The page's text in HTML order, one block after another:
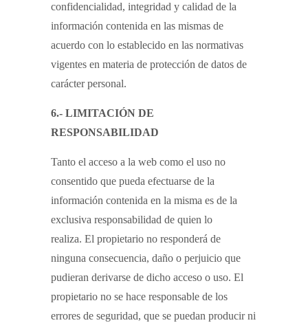
confidencialidad, integridad y calidad de la
información contenida en las mismas de
acuerdo con lo establecido en las normativas
vigentes en materia de protección de datos de
carácter personal.
6.- LIMITACIÓN DE
RESPONSABILIDAD
Tanto el acceso a la web como el uso no
consentido que pueda efectuarse de la
información contenida en la misma es de la
exclusiva responsabilidad de quien lo
realiza. El propietario no responderá de
ninguna consecuencia, daño o perjuicio que
pudieran derivarse de dicho acceso o uso. El
propietario no se hace responsable de los
errores de seguridad, que se puedan producir ni